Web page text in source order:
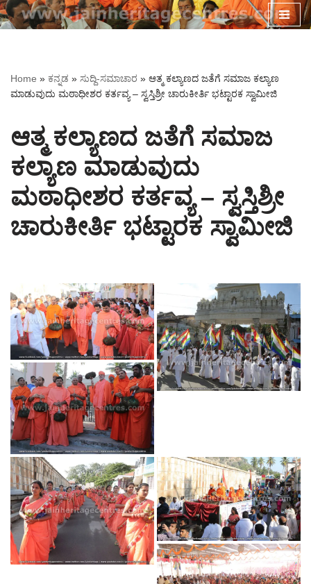
Home » ಕನ್ನಡ » ಸುದ್ದಿ-ಸಮಾಚಾರ » ಆತ್ಮ ಕಲ್ಯಾಣದ ಜತೆಗೆ ಸಮಾಜ ಕಲ್ಯಾಣ
ಮಾಡುವುದು ಮಠಾಧೀಶರ ಕರ್ತವ್ಯ – ಸ್ವಸ್ತಿಶ್ರೀ ಚಾರುಕೀರ್ತಿ ಭಟ್ಟಾರಕ ಸ್ವಾಮೀಜಿ
ಆತ್ಮ ಕಲ್ಯಾಣದ ಜತೆಗೆ ಸಮಾಜ
ಕಲ್ಯಾಣ ಮಾಡುವುದು
ಮಠಾಧೀಶರ ಕರ್ತವ್ಯ – ಸ್ವಸ್ತಿಶ್ರೀ
ಚಾರುಕೀರ್ತಿ ಭಟ್ಟಾರಕ ಸ್ವಾಮೀಜಿ